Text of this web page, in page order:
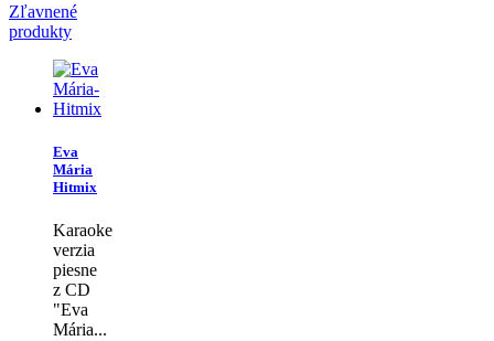
Zľavnené
produkty
Eva
Mária
Hitmix
Karaoke
verzia
piesne
z CD
"Eva
Mária...